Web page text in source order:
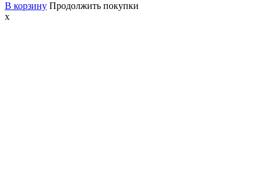
В корзину Продолжить покупки
x